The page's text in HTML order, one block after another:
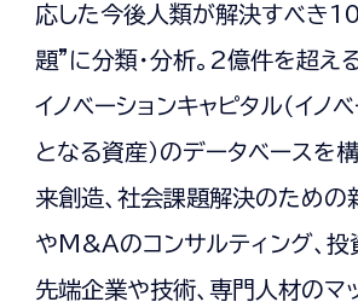
応した今後人類が解決すべき
題”に分類・分析。2億件を超え
イノベーションキャピタル（イノ
となる資産）のデータベースを構
来創造、社会課題解決のための
やM&Aのコンサルティング、投
先端企業や技術、専門人材のマ